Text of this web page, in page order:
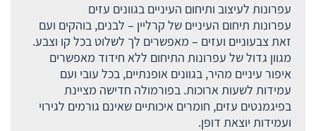
עפרונות לעיצוב ותיחום העיניים בגוונים עזים
עפרונות תיחום העיניים של קרליין – לבנים, בוהקים ועם
זאת צבעוניים ועזים – מאפשרים לך לשלוט בכל קו וצבע.
מגוון גדול של עפרונות התיחום ללא חידוד מאפשרים
איפור עיניים מהיר, בגוונים אופנתיים, בכל עובי ועם
עמידות לשעות ארוכות. בפורמולה חדישה מציינת
בפיגמנטים עזים, חומרים איכותיים שאינם גורמים לגירוי
ועמידות יוצאת דופן.